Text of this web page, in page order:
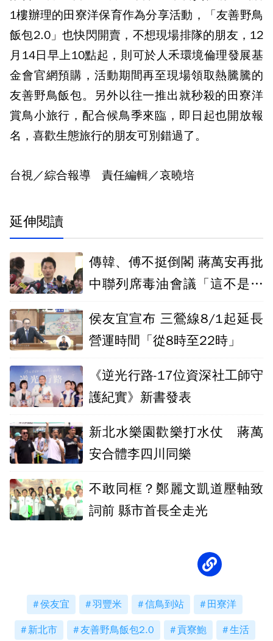
1樓辦理的田寮洋保育作為分享活動，「友善野鳥
飯包2.0」也快閃開賣，不想現場排隊的朋友，12
月14日早上10點起，則可於人禾環境倫理發展基
金會官網預購，活動期間再至現場領取熱騰騰的
友善野鳥飯包。另外以往一推出就秒殺的田寮洋
賞鳥小旅行，配合候鳥季來臨，即日起也開放報
名，喜歡生態旅行的朋友可別錯過了。
台視／綜合報導 責任編輯／哀曉培
延伸閱讀
傳韓、傅不挺倒閣 蔣萬安再批
中聯列席毒油會議「這不是門
侯友宜宣布 三鶯線8/1起延長
營運時間「從8時至22時」
《逆光行路-17位資深社工師守
護紀實》新書發表
新北水樂園歡樂打水仗 蔣萬
安合體李四川同樂
不敢同框？鄭麗文凱道壓軸致
詞前 縣市首長全走光
侯友宜 羽豐米 信鳥到站 田寮洋
新北市 友善野鳥飯包2.0 貢寮鮑 生活